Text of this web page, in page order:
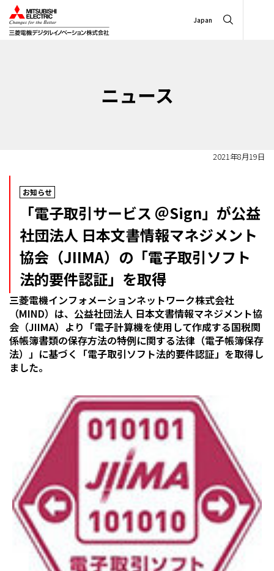
Japan
ニュース
2021年8月19日
お知らせ
「電子取引サービス ＠Sign」が公益
社団法人 日本文書情報マネジメント
協会（JIIMA）の「電子取引ソフト
法的要件認証」を取得
三菱電機インフォメーションネットワーク株式会社
（MIND）は、公益社団法人 日本文書情報マネジメント協
会（JIIMA）より「電子計算機を使用して作成する国税関
係帳簿書類の保存方法の特例に関する法律（電子帳簿保存
法）」に基づく「電子取引ソフト法的要件認証」を取得し
ました。